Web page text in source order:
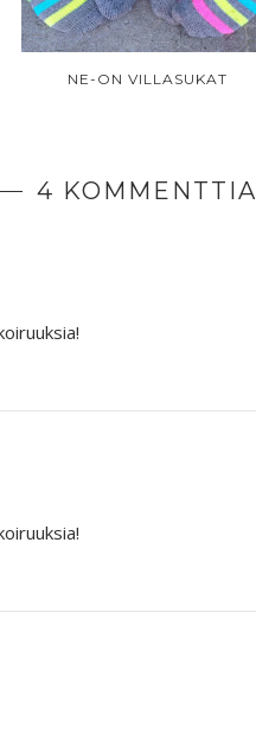
NE-ON VILLASUKAT
4 KOMMENTTIA